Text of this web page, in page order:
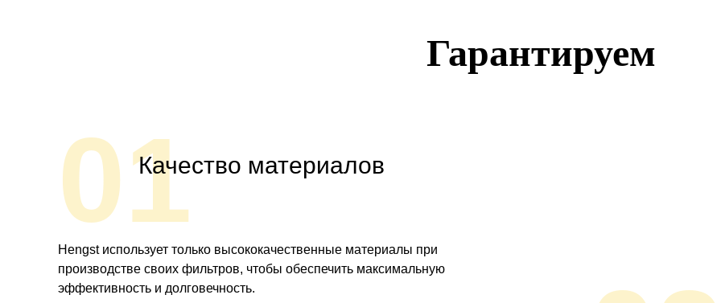
Гарантируем
01Качество материалов
Hengst использует только высококачественные материалы при
производстве своих фильтров, чтобы обеспечить максимальную
эффективность и долговечность.